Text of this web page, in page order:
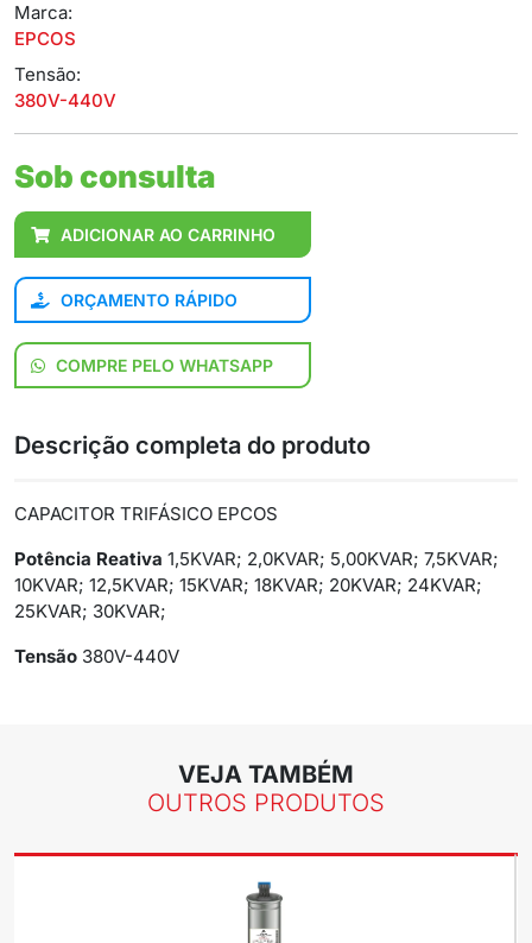
Marca:
EPCOS
Tensão:
380V-440V
Sob consulta
ADICIONAR AO CARRINHO
ORÇAMENTO RÁPIDO
COMPRE PELO WHATSAPP
Descrição completa do produto
CAPACITOR TRIFÁSICO EPCOS
Potência Reativa 1,5KVAR; 2,0KVAR; 5,00KVAR; 7,5KVAR;
10KVAR; 12,5KVAR; 15KVAR; 18KVAR; 20KVAR; 24KVAR;
25KVAR; 30KVAR;
Tensão 380V-440V
VEJA TAMBÉM
OUTROS PRODUTOS